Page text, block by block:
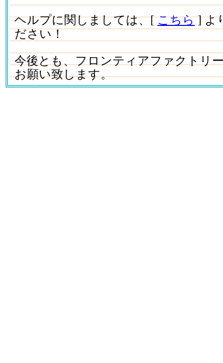
ヘルプに関しましては、[こちら] よ
ださい！
今後とも、フロンティアファクトリ
お願い致します。